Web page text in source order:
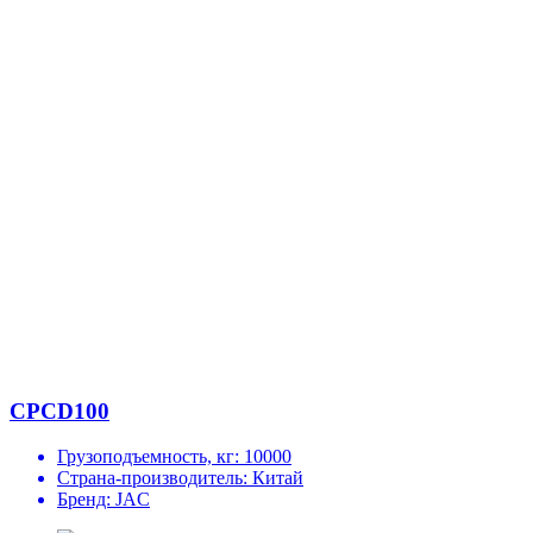
CPCD100
Грузоподъемность, кг: 10000
Страна-производитель: Китай
Бренд: JAC